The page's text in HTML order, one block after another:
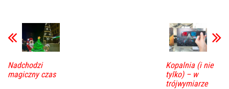
Nadchodzi
magiczny czas
Kopalnia (i nie
tylko) – w
trójwymiarze